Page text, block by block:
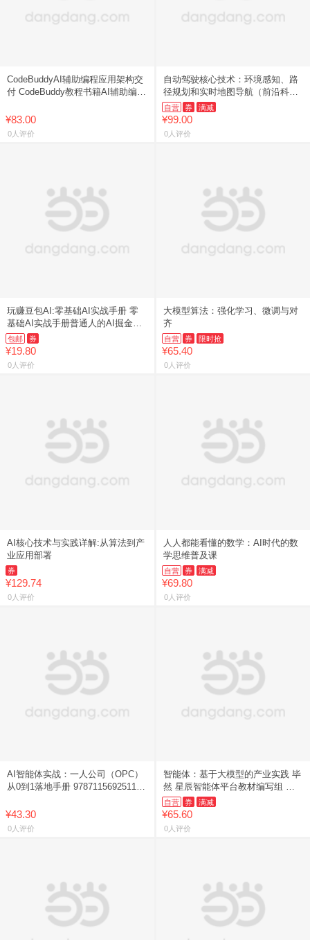
CodeBuddyAI辅助编程应用架构交
付 CodeBuddy教程书籍AI辅助编程
¥83.00
0人评价
自动驾驶核心技术：环境感知、路
径规划和实时地图导航（前沿科技
开发与应用技术丛书）
自营 券 满减
¥99.00
0人评价
玩赚豆包AI:零基础AI实战手册 零
基础AI实战手册普通人的AI掘金致
富实操手册 零基础AI工具实操变现
赚钱指南 xf
包邮 券
¥19.80
0人评价
大模型算法：强化学习、微调与对
齐
自营 券 限时抢
¥65.40
0人评价
AI核心技术与实践详解:从算法到产
业应用部署
券
¥129.74
0人评价
人人都能看懂的数学：AI时代的数
学思维普及课
自营 券 满减
¥69.80
0人评价
AI智能体实战：一人公司（OPC）
从0到1落地手册 9787115692511
籍】
¥43.30
0人评价
智能体：基于大模型的产业实践 毕
然 星辰智能体平台教材编写组 智
能体 大模型 产业落地
自营 券 满减
¥65.60
0人评价